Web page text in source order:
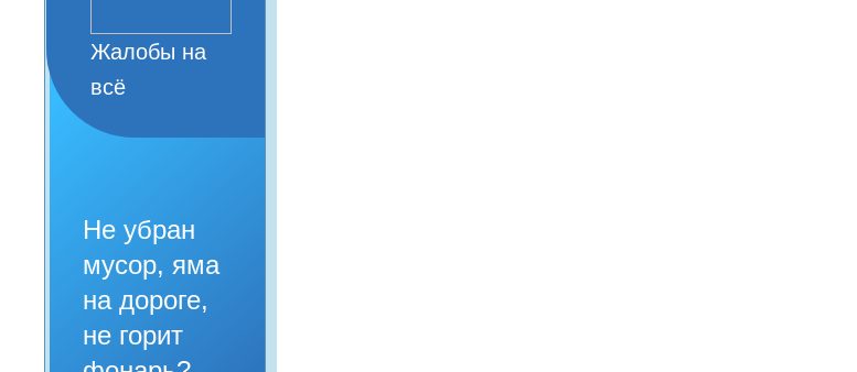
Жалобы на
всё
Не убран
мусор, яма
на дороге,
не горит